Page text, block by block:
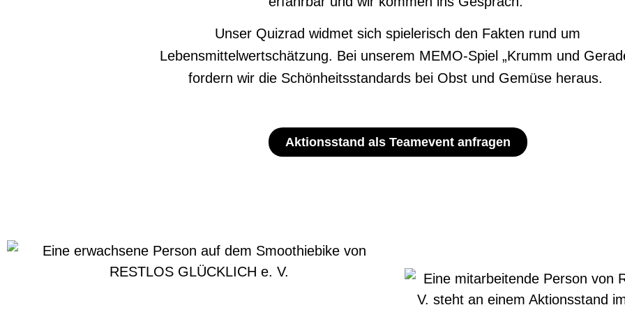
Unser Quizrad widmet sich spielerisch den Fakten rund um
Lebensmittelwertschätzung. Bei unserem MEMO-Spiel „Krumm und
fordern wir die Schönheitsstandards bei Obst und Gemüse heraus.
Aktionsstand als Teamevent anfragen